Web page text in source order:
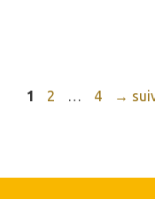
Page
1 Page
2 … Page
4 →